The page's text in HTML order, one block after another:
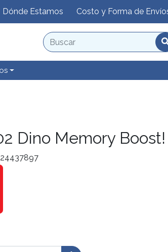
Dónde Estamos Costo y Forma de
Dino Memory Boost!